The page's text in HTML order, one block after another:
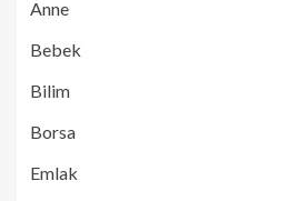
Anne
Bebek
Bilim
Borsa
Emlak